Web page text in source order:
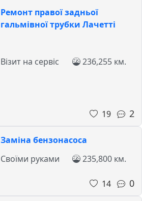
Ремонт правої задньої
гальмівної трубки Лачетті
Візит на сервіс 236,255 км.
19 2
Заміна бензонасоса
Своїми руками 235,800 км.
14 0